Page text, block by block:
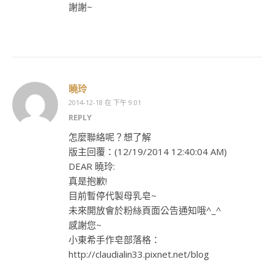
謝謝~
曉玲
2014-12-18 在 下午 9:01
REPLY
怎麼聯絡呢？想了解
版主回覆：(12/19/2014 12:40:04 AM)
DEAR 曉玲:
真是抱歉!
目前暫停代製母乳皂~
未來開放會於粉絲頁面公告通知哦^_^
感謝您~
小東希手作皂部落格：
http://claudialin33.pixnet.net/blog